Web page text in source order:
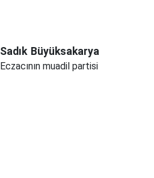
Sadık Büyüksakarya
Eczacının muadil partisi